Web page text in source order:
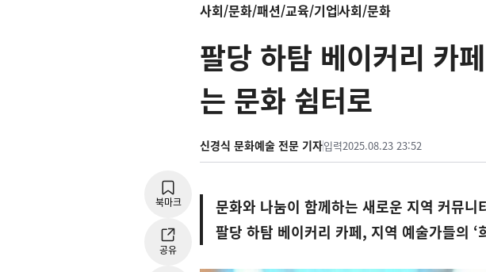
사회/문화/패션/교육/기업사회/문화
팔당 하탐 베이커리 카
는 문화 쉼터로
신경식 문화예술 전문 기자입력2025.08.23 23:52
북마크
공유
문화와 나눔이 함께하는 새로운 지역 커뮤니
팔당 하탐 베이커리 카페, 지역 예술가들의 ‘